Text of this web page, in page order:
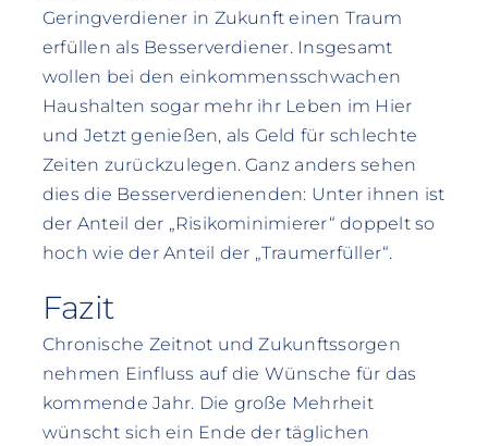
Geringverdiener in Zukunft einen Traum
erfüllen als Besserverdiener. Insgesamt
wollen bei den einkommensschwachen
Haushalten sogar mehr ihr Leben im Hier
und Jetzt genießen, als Geld für schlechte
Zeiten zurückzulegen. Ganz anders sehen
dies die Besserverdienenden: Unter ihnen ist
der Anteil der „Risikominimierer“ doppelt so
hoch wie der Anteil der „Traumerfüller“.
Fazit
Chronische Zeitnot und Zukunftssorgen
nehmen Einfluss auf die Wünsche für das
kommende Jahr. Die große Mehrheit
wünscht sich ein Ende der täglichen